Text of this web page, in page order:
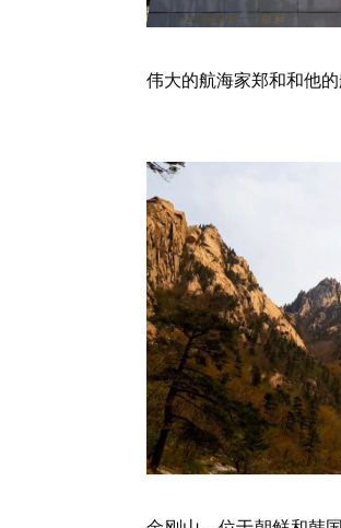
伟大的航海家郑和和他